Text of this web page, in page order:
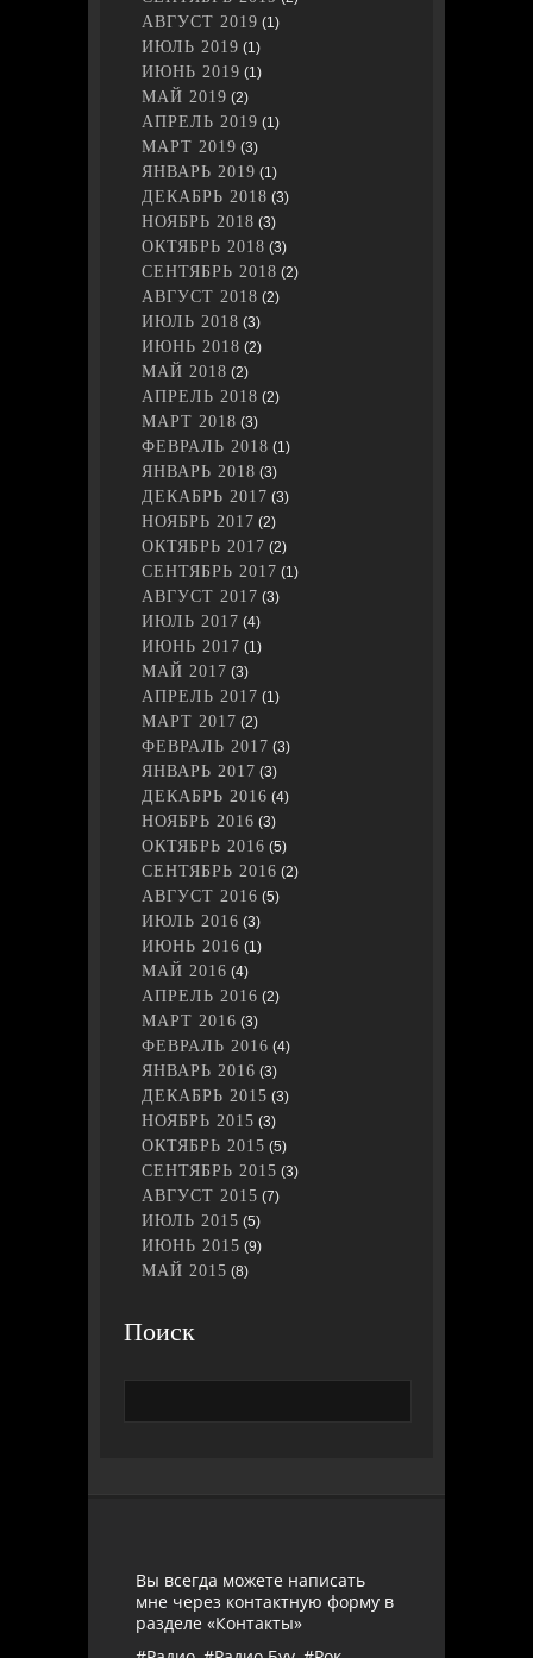
АВГУСТ 2019 (1)
ИЮЛЬ 2019 (1)
ИЮНЬ 2019 (1)
МАЙ 2019 (2)
АПРЕЛЬ 2019 (1)
МАРТ 2019 (3)
ЯНВАРЬ 2019 (1)
ДЕКАБРЬ 2018 (3)
НОЯБРЬ 2018 (3)
ОКТЯБРЬ 2018 (3)
СЕНТЯБРЬ 2018 (2)
АВГУСТ 2018 (2)
ИЮЛЬ 2018 (3)
ИЮНЬ 2018 (2)
МАЙ 2018 (2)
АПРЕЛЬ 2018 (2)
МАРТ 2018 (3)
ФЕВРАЛЬ 2018 (1)
ЯНВАРЬ 2018 (3)
ДЕКАБРЬ 2017 (3)
НОЯБРЬ 2017 (2)
ОКТЯБРЬ 2017 (2)
СЕНТЯБРЬ 2017 (1)
АВГУСТ 2017 (3)
ИЮЛЬ 2017 (4)
ИЮНЬ 2017 (1)
МАЙ 2017 (3)
АПРЕЛЬ 2017 (1)
МАРТ 2017 (2)
ФЕВРАЛЬ 2017 (3)
ЯНВАРЬ 2017 (3)
ДЕКАБРЬ 2016 (4)
НОЯБРЬ 2016 (3)
ОКТЯБРЬ 2016 (5)
СЕНТЯБРЬ 2016 (2)
АВГУСТ 2016 (5)
ИЮЛЬ 2016 (3)
ИЮНЬ 2016 (1)
МАЙ 2016 (4)
АПРЕЛЬ 2016 (2)
МАРТ 2016 (3)
ФЕВРАЛЬ 2016 (4)
ЯНВАРЬ 2016 (3)
ДЕКАБРЬ 2015 (3)
НОЯБРЬ 2015 (3)
ОКТЯБРЬ 2015 (5)
СЕНТЯБРЬ 2015 (3)
АВГУСТ 2015 (7)
ИЮЛЬ 2015 (5)
ИЮНЬ 2015 (9)
МАЙ 2015 (8)
Поиск
Вы всегда можете написать
мне через контактную форму в
разделе «Контакты»